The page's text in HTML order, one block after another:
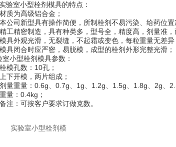
小型栓剂模具的特点：
为高级铝合金；
新型具有操作简便，所制栓剂不易污染、给药位置
密制造，具有种类多，型号全，精度高，剂量准，
观光滑，无裂缝，不起霜或变色，每粒重量无差异
合时应严密，易脱模，成型的栓剂外形完整光滑；
型栓剂模具参数：
孔数：10孔；
开模，两片组成；
量：0.6g、0.7g、1g、1.2g、1.5g、1.8g、2g、
：0.4kg；
可按客户要求订做克数。